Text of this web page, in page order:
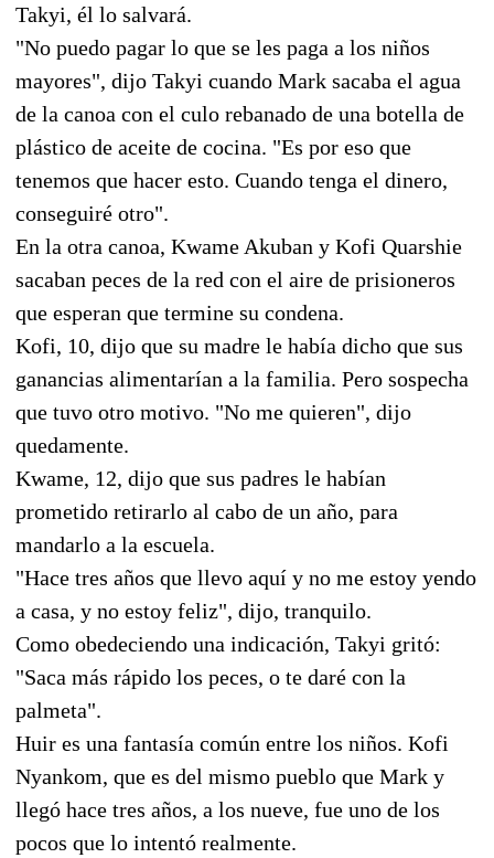
Takyi, él lo salvará.
"No puedo pagar lo que se les paga a los niños
mayores", dijo Takyi cuando Mark sacaba el agua
de la canoa con el culo rebanado de una botella de
plástico de aceite de cocina. "Es por eso que
tenemos que hacer esto. Cuando tenga el dinero,
conseguiré otro".
En la otra canoa, Kwame Akuban y Kofi Quarshie
sacaban peces de la red con el aire de prisioneros
que esperan que termine su condena.
Kofi, 10, dijo que su madre le había dicho que sus
ganancias alimentarían a la familia. Pero sospecha
que tuvo otro motivo. "No me quieren", dijo
quedamente.
Kwame, 12, dijo que sus padres le habían
prometido retirarlo al cabo de un año, para
mandarlo a la escuela.
"Hace tres años que llevo aquí y no me estoy yendo
a casa, y no estoy feliz", dijo, tranquilo.
Como obedeciendo una indicación, Takyi gritó:
"Saca más rápido los peces, o te daré con la
palmeta".
Huir es una fantasía común entre los niños. Kofi
Nyankom, que es del mismo pueblo que Mark y
llegó hace tres años, a los nueve, fue uno de los
pocos que lo intentó realmente.